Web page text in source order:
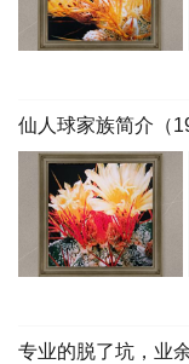
仙人球家族简介（
专业的脱了坑，业